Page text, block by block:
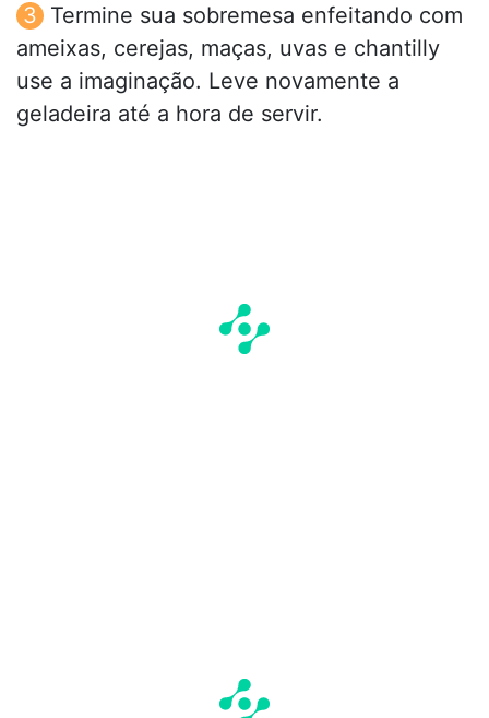
Termine sua sobremesa enfeitando com
ameixas, cerejas, maças, uvas e chantilly
use a imaginação. Leve novamente a
geladeira até a hora de servir.